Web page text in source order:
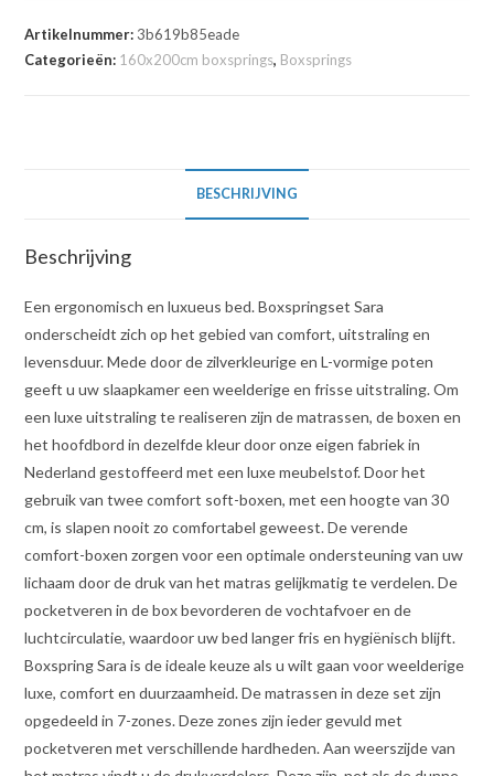
Artikelnummer: 3b619b85eade
Categorieën: 160x200cm boxsprings, Boxsprings
BESCHRIJVING
Beschrijving
Een ergonomisch en luxueus bed. Boxspringset Sara
onderscheidt zich op het gebied van comfort, uitstraling en
levensduur. Mede door de zilverkleurige en L-vormige poten
geeft u uw slaapkamer een weelderige en frisse uitstraling. Om
een luxe uitstraling te realiseren zijn de matrassen, de boxen en
het hoofdbord in dezelfde kleur door onze eigen fabriek in
Nederland gestoffeerd met een luxe meubelstof. Door het
gebruik van twee comfort soft-boxen, met een hoogte van 30
cm, is slapen nooit zo comfortabel geweest. De verende
comfort-boxen zorgen voor een optimale ondersteuning van uw
lichaam door de druk van het matras gelijkmatig te verdelen. De
pocketveren in de box bevorderen de vochtafvoer en de
luchtcirculatie, waardoor uw bed langer fris en hygiënisch blijft.
Boxspring Sara is de ideale keuze als u wilt gaan voor weelderige
luxe, comfort en duurzaamheid. De matrassen in deze set zijn
opgedeeld in 7-zones. Deze zones zijn ieder gevuld met
pocketveren met verschillende hardheden. Aan weerszijde van